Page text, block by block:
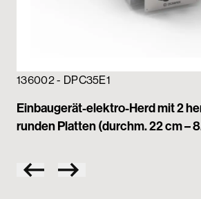
136002 - DPC35E1
Einbaugerät-elektro-Herd mit 2
runden Platten (durchm. 22 cm –